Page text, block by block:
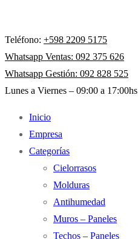
Teléfono: +598 2209 5175
Whatsapp Ventas: 092 375 626
Whatsapp Gestión: 092 828 525
Lunes a Viernes – 09:00 a 17:00hs
Inicio
Empresa
Categorías
Cielorrasos
Molduras
Antihumedad
Muros – Paneles
Techos – Paneles